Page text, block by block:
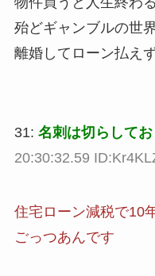
殆どギャンブルの世界
離婚してローン払え
31: 名刺は切らして
20:30:32.59
住宅ローン減税で10
ごっつあんです